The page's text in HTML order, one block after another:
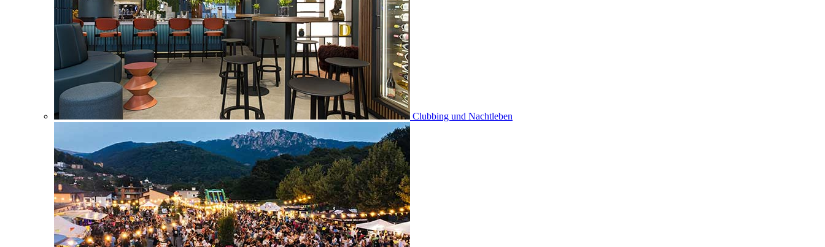
Clubbing und Nachtleben